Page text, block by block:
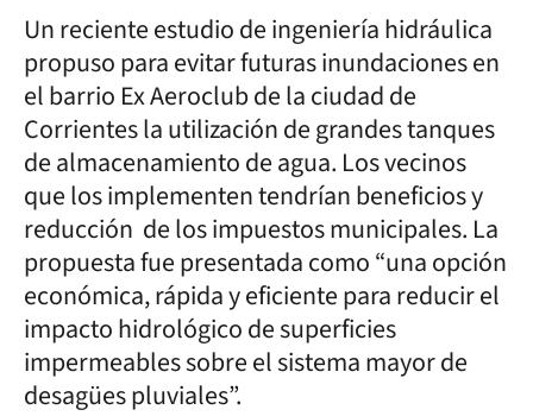
Un reciente estudio de ingeniería hidráulica
propuso para evitar futuras inundaciones en
el barrio Ex Aeroclub de la ciudad de
Corrientes la utilización de grandes tanques
de almacenamiento de agua. Los vecinos
que los implementen tendrían beneficios y
reducción de los impuestos municipales. La
propuesta fue presentada como “una opción
económica, rápida y eficiente para reducir el
impacto hidrológico de superficies
impermeables sobre el sistema mayor de
desagües pluviales”.